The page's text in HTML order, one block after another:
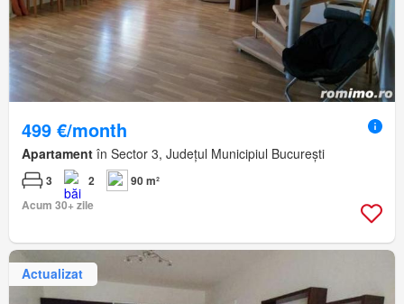
499 €/month
Apartament în Sector 3, Județul Municipiul București
3 2
90 m²
Acum 30+ zile
Actualizat